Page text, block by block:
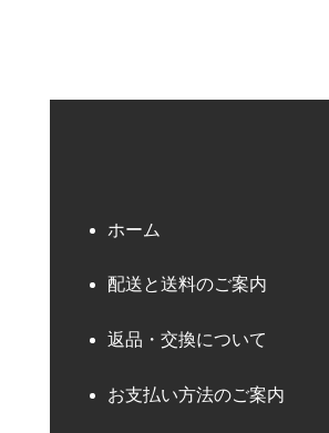
ホーム
配送と送料のご案内
返品・交換について
お支払い方法のご案内